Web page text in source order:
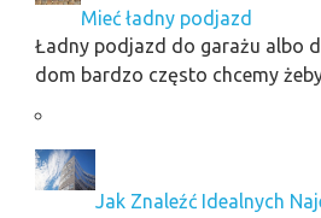
Mieć ładny podjazd
Ładny podjazd do garażu albo
dom bardzo często chcemy
Jak Znaleźć Idealnych